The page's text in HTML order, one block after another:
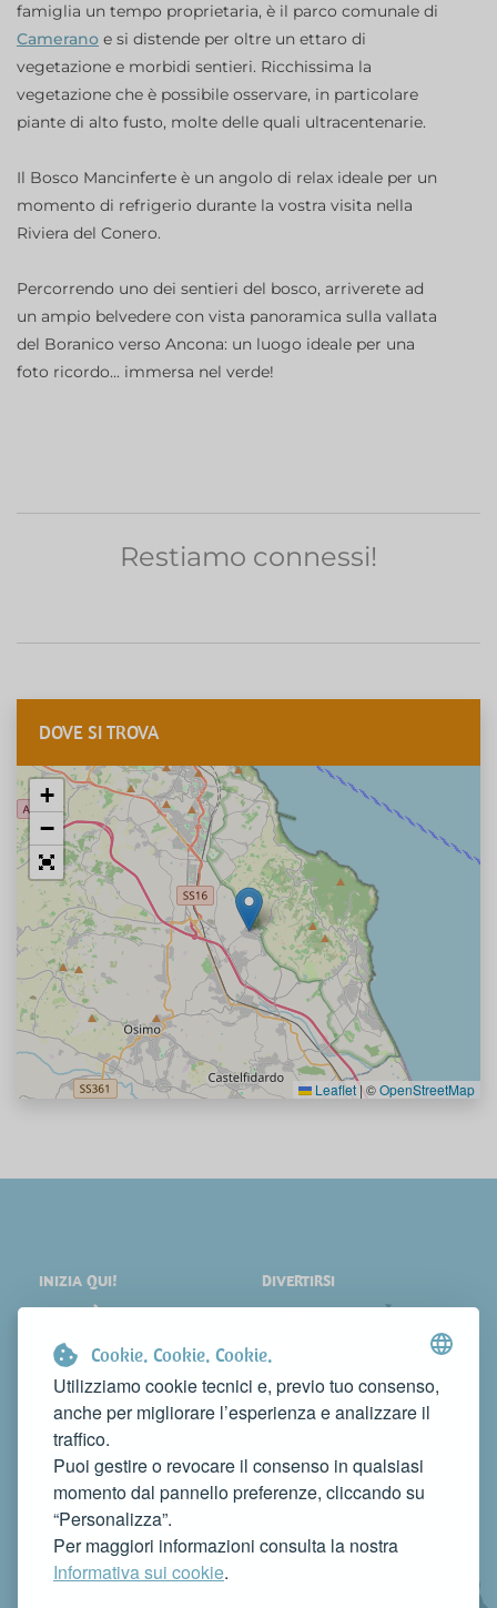
Cookie. Cookie. Cookie.
Utilizziamo cookie tecnici e, previo tuo consenso,
anche per migliorare l’esperienza e analizzare il
traffico.
Puoi gestire o revocare il consenso in qualsiasi
momento dal pannello preferenze, cliccando su
“Personalizza”.
Per maggiori informazioni consulta la nostra
Informativa sui cookie.
famiglia un tempo proprietaria, è il parco comunale di
Camerano e si distende per oltre un ettaro di
vegetazione e morbidi sentieri. Ricchissima la
vegetazione che è possibile osservare, in particolare
piante di alto fusto, molte delle quali ultracentenarie.
Il Bosco Mancinferte è un angolo di relax ideale per un
momento di refrigerio durante la vostra visita nella
Riviera del Conero.
Percorrendo uno dei sentieri del bosco, arriverete ad
un ampio belvedere con vista panoramica sulla vallata
del Boranico verso Ancona: un luogo ideale per una
foto ricordo... immersa nel verde!
Restiamo connessi!
DOVE SI TROVA
+
−
Leaflet | ©OpenStreetMap
INIZIA QUI!
COSA VEDERE
DORMIRE
MANGIARE
DIVERTIRSI
EVENTI
NEWS
WEB TV
CONTATTI
FAI CONOSCERE LA TUA ATTIVITÀ
CONTATTACI PER PUBBLICARLA SU QUESTO SITO
info@rivieradelconero.tv
Privacy Policy